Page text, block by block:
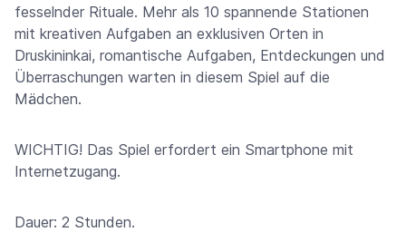
fesselnder Rituale. Mehr als 10 spannende Stationen
mit kreativen Aufgaben an exklusiven Orten in
Druskininkai, romantische Aufgaben, Entdeckungen und
Überraschungen warten in diesem Spiel auf die
Mädchen.
WICHTIG! Das Spiel erfordert ein Smartphone mit
Internetzugang.
Dauer: 2 Stunden.